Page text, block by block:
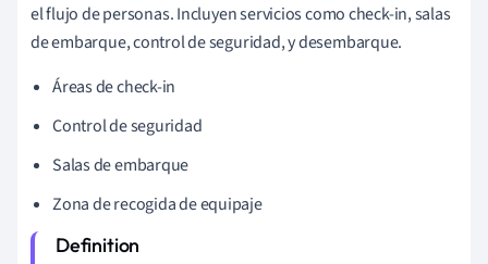
el flujo de personas. Incluyen servicios como check-in, salas
de embarque, control de seguridad, y desembarque.
Áreas de check-in
Control de seguridad
Salas de embarque
Zona de recogida de equipaje